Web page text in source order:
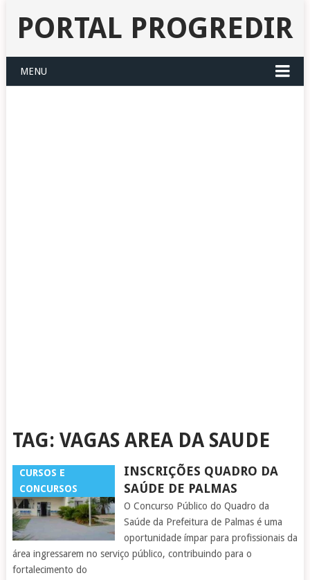
PORTAL PROGREDIR
MENU
TAG: VAGAS AREA DA SAUDE
CURSOS E
CONCURSOS
INSCRIÇÕES QUADRO DA
SAÚDE DE PALMAS
O Concurso Público do Quadro da
Saúde da Prefeitura de Palmas é uma
oportunidade ímpar para profissionais da
área ingressarem no serviço público, contribuindo para o
fortalecimento do